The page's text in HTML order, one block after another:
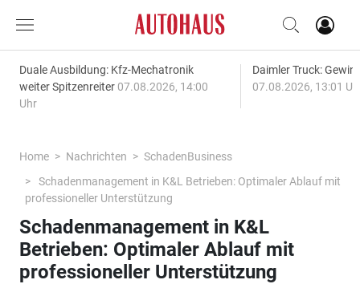
Duale Ausbildung: Kfz-Mechatronik
weiter Spitzenreiter 07.08.2026, 14:00
Uhr
Daimler Truck:
07.08.2026, 13:01
Home Nachrichten
SchadenBusiness
Schadenmanagement in K&L Betrieben: Optimaler Ablauf mit
professioneller Unterstützung
Schadenmanagement in K&L
Betrieben: Optimaler Ablauf mit
professioneller Unterstützung